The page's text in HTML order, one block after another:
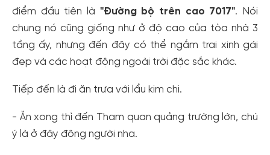
điểm đầu tiên là "Đường bộ trên cao 7017". Nói
chung nó cũng giống như ở độ cao của tòa nhà 3
tầng ấy, nhưng đến đây có thể ngắm trai xinh gái
đẹp và các hoạt động ngoài trời đặc sắc khác.
Tiếp đến là đi ăn trưa với lẩu kim chi.
- Ăn xong thì đến Tham quan quảng trường lớn, chú
ý là ở đây đông người nha.